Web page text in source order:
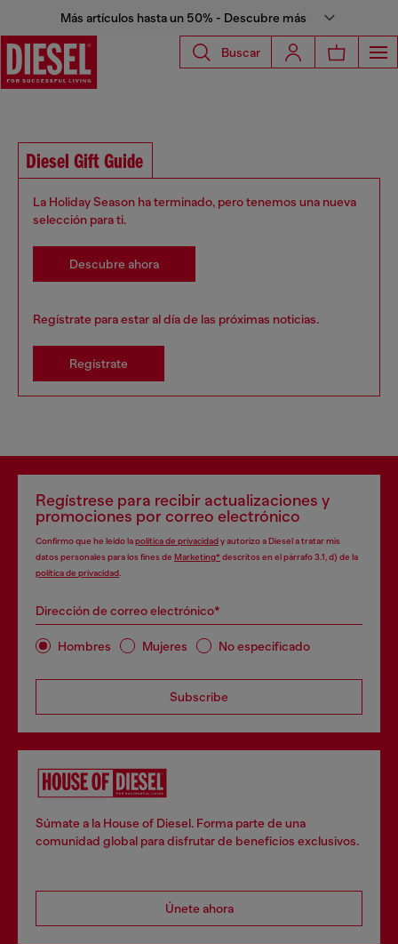
Más artículos hasta un 50% - Descubre más
Buscar
Diesel Gift Guide
La Holiday Season ha terminado, pero tenemos una nueva
selección para ti.
Descubre ahora
Regístrate para estar al día de las próximas noticias.
Regístrate
Regístrese para recibir actualizaciones y
promociones por correo electrónico
Confirmo que he leído lapolítica de privacidady autorizo a Diesel a tratar mis
datos personales para los fines de Marketing*descritos en el párrafo 3.1, d) de la
política de privacidad
Dirección de correo electrónico*
Hombres Mujeres No especificado
Subscribe
Súmate a la House of Diesel. Forma parte de una
comunidad global para disfrutar de beneficios exclusivos.
Únete ahora